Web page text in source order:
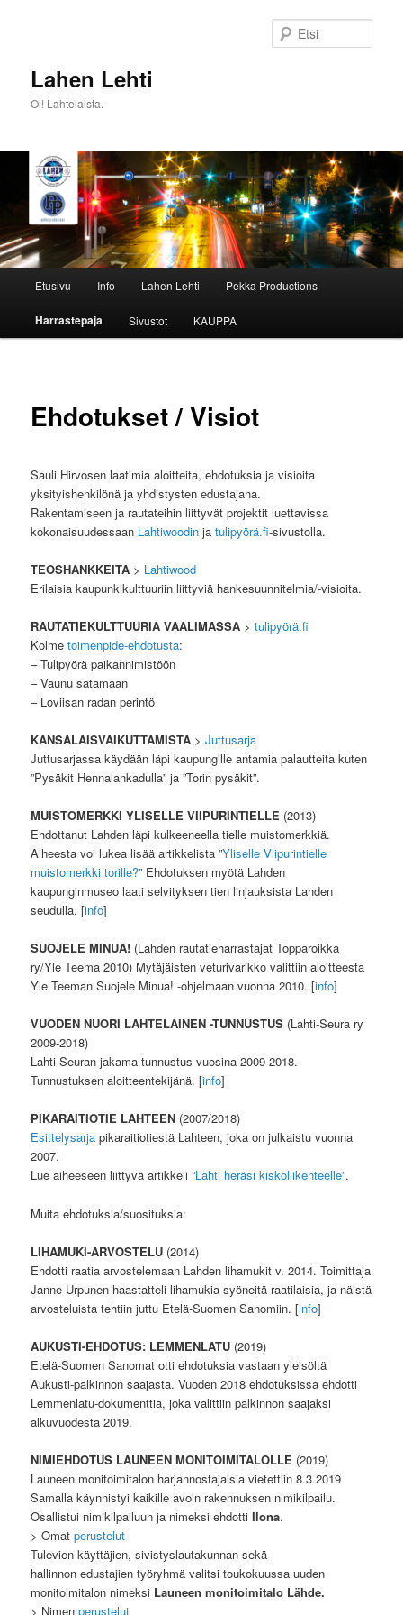
Lahen Lehti
Oi! Lahtelaista.
Etusivu Info Lahen Lehti Pekka Productions
Harrastepaja Sivustot KAUPPA
Ehdotukset / Visiot
Sauli Hirvosen laatimia aloitteita, ehdotuksia ja visioita
yksityishenkilönä ja yhdistysten edustajana.
Rakentamiseen ja rautateihin liittyvät projektit luettavissa
kokonaisuudessaan Lahtiwoodin jatulipyörä.fi-sivustolla.
TEOSHANKKEITA > Lahtiwood
Erilaisia kaupunkikulttuuriin liittyviä hankesuunnitelmia/-visioita.
RAUTATIEKULTTUURIA VAALIMASSA >tulipyörä.fi
Kolmetoimenpide-ehdotusta:
– Tulipyörä paikannimistöön
– Vaunu satamaan
– Loviisan radan perintö
KANSALAISVAIKUTTAMISTA >Juttusarja
Juttusarjassa käydään läpi kaupungille antamia palautteita kuten
”Pysäkit Hennalankadulla” ja ”Torin pysäkit”.
MUISTOMERKKI YLISELLE VIIPURINTIELLE (2013)
Ehdottanut Lahden läpi kulkeeneella tielle muistomerkkiä.
Aiheesta voi lukea lisää artikkelista ”Yliselle Viipurintielle
muistomerkki torille?” Ehdotuksen myötä Lahden
kaupunginmuseo laati selvityksen tien linjauksista Lahden
seudulla. [info]
SUOJELE MINUA! (Lahden rautatieharrastajat Topparoikka
ry/Yle Teema 2010) Mytäjäisten veturivarikko valittiin aloitteesta
Yle Teeman Suojele Minua! -ohjelmaan vuonna 2010. [info]
VUODEN NUORI LAHTELAINEN -TUNNUSTUS (Lahti-Seura ry
2009-2018)
Lahti-Seuran jakama tunnustus vuosina 2009-2018.
Tunnustuksen aloitteentekijänä. [info]
PIKARAITIOTIE LAHTEEN (2007/2018)
Esittelysarja pikaraitiotiestä Lahteen, joka on julkaistu vuonna
2007.
Lue aiheeseen liittyvä artikkeli ”Lahti heräsi kiskoliikenteelle”.
Muita ehdotuksia/suosituksia:
LIHAMUKI-ARVOSTELU (2014)
Ehdotti raatia arvostelemaan Lahden lihamukit v. 2014. Toimittaja
Janne Urpunen haastatteli lihamukia syöneitä raatilaisia, ja näistä
arvosteluista tehtiin juttu Etelä-Suomen Sanomiin. [info]
AUKUSTI-EHDOTUS: LEMMENLATU (2019)
Etelä-Suomen Sanomat otti ehdotuksia vastaan yleisöltä
Aukusti-palkinnon saajasta. Vuoden 2018 ehdotuksissa ehdotti
Lemmenlatu-dokumenttia, joka valittiin palkinnon saajaksi
alkuvuodesta 2019.
NIMIEHDOTUS LAUNEEN MONITOIMITALOLLE (2019)
Launeen monitoimitalon harjannostajaisia vietettiin 8.3.2019
Samalla käynnistyi kaikille avoin rakennuksen nimikilpailu.
Osallistui nimikilpailuun ja nimeksi ehdottiIlona.
> Omatperustelut
Tulevien käyttäjien, sivistyslautakunnan sekä
hallinnon edustajien työryhmä valitsi toukokuussa uuden
monitoimitalon nimeksi Launeen monitoimitalo Lähde.
> Nimenperustelut